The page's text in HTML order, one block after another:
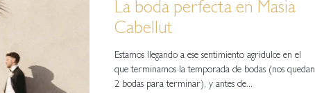
La boda perfecta en Masia
Cabellut
Estamos llegando a ese sentimiento agridulce en el
que terminamos la temporada de bodas (nos quedan
2 bodas para terminar), y antes de...